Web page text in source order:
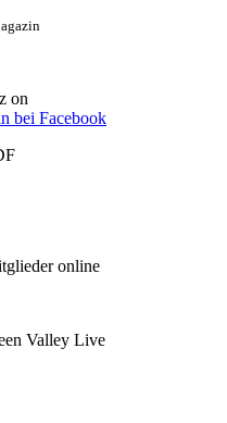
on
online
Valley Live